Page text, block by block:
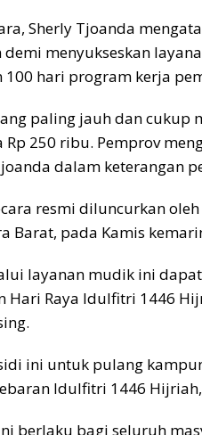
Sherly Tjoanda
menyukseskan
hari program kerja
paling jauh dan cukup
Rp 250 ribu. Pemprov
dalam keterangan
resmi diluncurkan oleh
Barat, pada Kamis
layanan mudik ini
Hari Raya Idulfitri 1446
ini untuk pulang
Idulfitri 1446
berlaku bagi seluruh